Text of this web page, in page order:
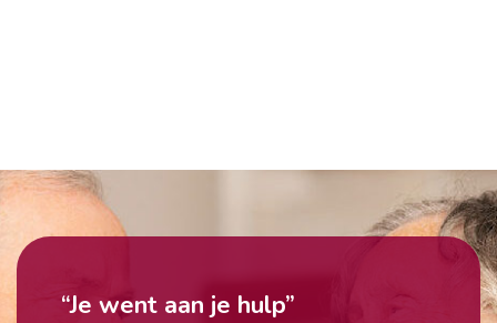
“Je went aan je hulp”